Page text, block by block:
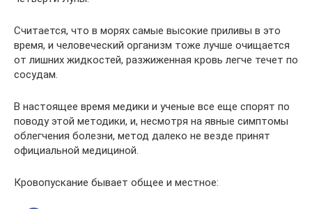
Считается, что в морях самые высокие приливы в это
время, и человеческий организм тоже лучше очищается
от лишних жидкостей, разжиженная кровь легче течет по
сосудам.
В настоящее время медики и ученые все еще спорят по
поводу этой методики, и, несмотря на явные симптомы
облегчения болезни, метод далеко не везде принят
официальной медициной.
Кровопускание бывает общее и местное: